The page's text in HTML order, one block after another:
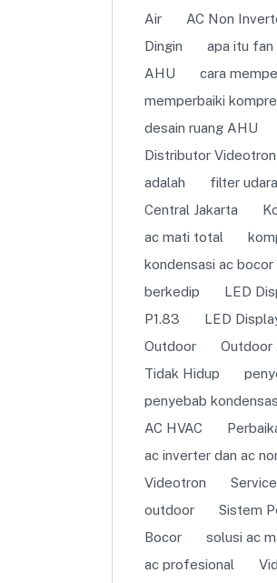
Air
AC Non
Dingin
apa itu fan
AHU
cara
memperbaiki
desain ruang AHU
Distributor Videotron
adalah
filter
Central Jakarta
ac mati total
kondensasi ac bocor
berkedip
LED
P1.83
LED
Outdoor
Outdoor
Tidak Hidup
penyebab
AC HVAC
ac inverter dan ac
Videotron
outdoor
Sistem
Bocor
solusi ac
ac profesional